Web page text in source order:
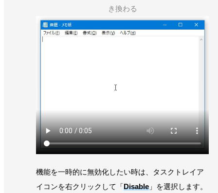
き換わる
機能を一時的に無効化したい時は、タスクトレイア
イコンを右クリックして「Disable 」を選択します。